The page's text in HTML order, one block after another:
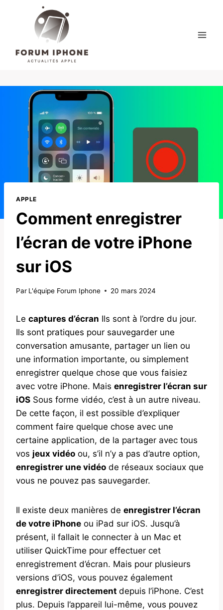
APPLE
Comment enregistrer
l’écran de votre iPhone
sur iOS
Par L'équipe Forum Iphone 20 mars 2024
Le captures d’écran Ils sont à l’ordre du jour.
Ils sont pratiques pour sauvegarder une
conversation amusante, partager un lien ou
une information importante, ou simplement
enregistrer quelque chose que vous faisiez
avec votre iPhone. Mais enregistrer l’écran sur
iOS Sous forme vidéo, c’est à un autre niveau.
De cette façon, il est possible d’expliquer
comment faire quelque chose avec une
certaine application, de la partager avec tous
vos jeux vidéo ou, s’il n’y a pas d’autre option,
enregistrer une vidéo de réseaux sociaux que
vous ne pouvez pas sauvegarder.
Il existe deux manières de enregistrer l’écran
de votre iPhone ou iPad sur iOS. Jusqu’à
présent, il fallait le connecter à un Mac et
utiliser QuickTime pour effectuer cet
enregistrement d’écran. Mais pour plusieurs
versions d’iOS, vous pouvez également
enregistrer directement depuis l’iPhone. C’est
plus. Depuis l’appareil lui-même, vous pouvez